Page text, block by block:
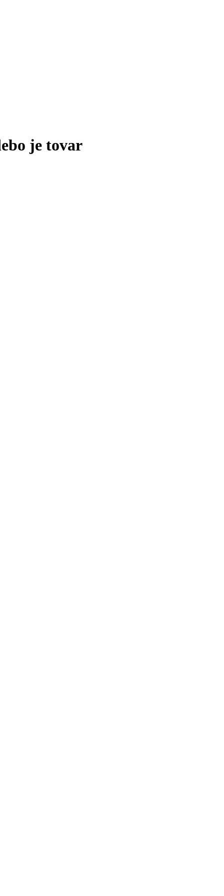
je tovar